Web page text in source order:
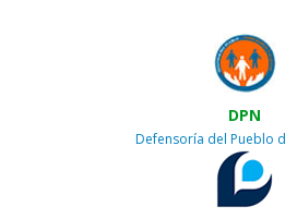
DPN
Defensoría del Pueblo